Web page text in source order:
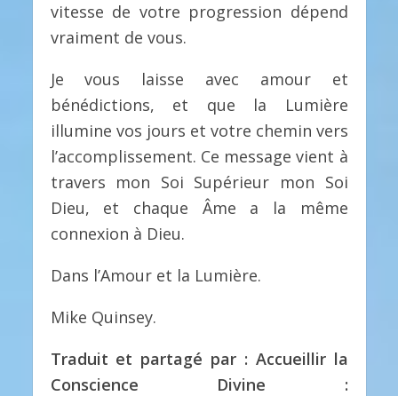
vitesse de votre progression dépend
vraiment de vous.
Je vous laisse avec amour et
bénédictions, et que la Lumière
illumine vos jours et votre chemin vers
l’accomplissement. Ce message vient à
travers mon Soi Supérieur mon Soi
Dieu, et chaque Âme a la même
connexion à Dieu.
Dans l’Amour et la Lumière.
Mike Quinsey.
Traduit et partagé par : Accueillir la
Conscience Divine :